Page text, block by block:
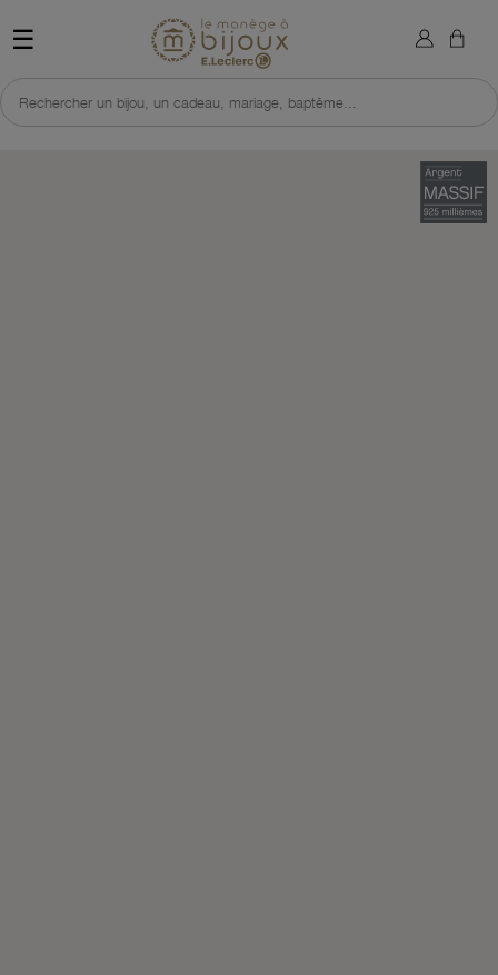
☰ Retour à l'accueil du site
Rechercher un bijou, un cadeau, mariage, baptême...
×